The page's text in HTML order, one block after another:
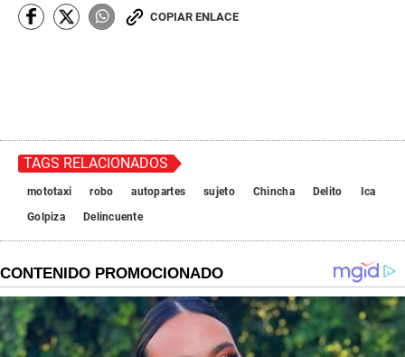
COPIAR ENLACE
TAGS RELACIONADOS
mototaxi robo autopartes sujeto Chincha Delito
Ica
Golpiza
Delincuente